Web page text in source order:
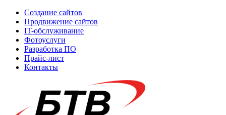
Создание сайтов
Продвижение сайтов
IT-обслуживание
Фотоуслуги
Разработка ПО
Прайс-лист
Контакты